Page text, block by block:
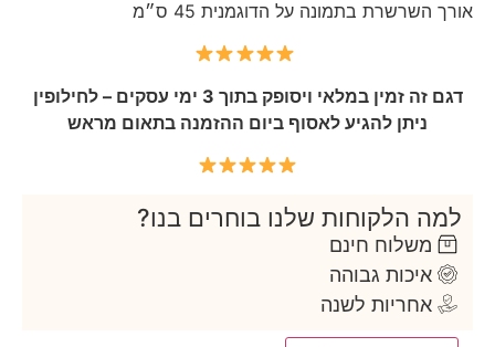
השרשרת בתמונה על הדוגמנית 45 ס״מ
דגם זה זמין במלאי ויסופק בתוך 3 ימי עסקים – לחילופין
ניתן להגיע לאסוף ביום ההזמנה בתאום מראש
הלקוחות שלנו בוחרים בנו?
משלוח חינם
איכות גבוהה
אחריות לשנה